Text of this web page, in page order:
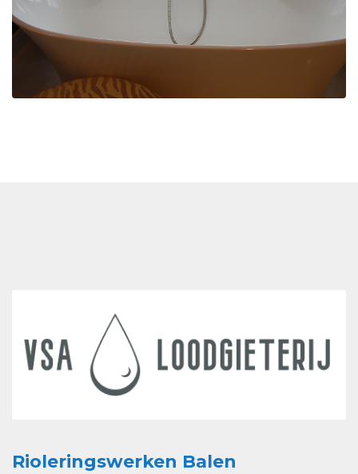
Rioleringswerken Balen